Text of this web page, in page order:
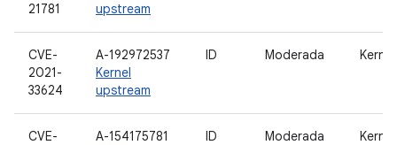
21781
upstream
CVE-
2021-
33624
A-192972537
Kernel
upstream
ID Moderada Kernel
CVE-
A-154175781
ID Moderada Kernel